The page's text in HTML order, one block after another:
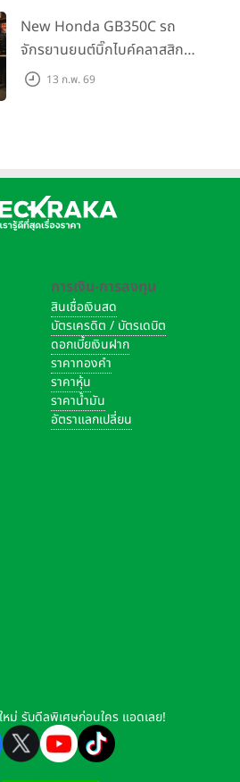
CUB House Flagship Store
16 สาขาทั่วประเทศ
New Honda GB350C รถ
จักรยานยนต์บิ๊กไบค์คลาสสิก
สไตล์เรโทรที่มีนิยามใหม่ของ
13 ก.พ. 69
การเงิน-การลงทุน
สินเชื่อเงินสด
บัตรเครดิต / บัตรเดบิต
ดอกเบี้ยเงินฝาก
ราคาทองคำ
ราคาหุ้น
ราคาน้ำมัน
อัตราแลกเปลี่ยน
ม่ รับดีลพิเศษก่อนใคร แอดเลย!